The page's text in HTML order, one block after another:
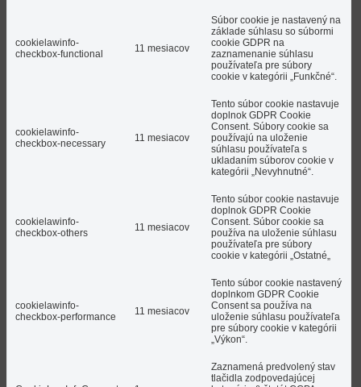
cookielawinfo-
checkbox-functional
11 mesiacov
Súbor cookie je nastavený na
základe súhlasu so súbormi
cookie GDPR na
zaznamenanie súhlasu
používateľa pre súbory
cookie v kategórii „Funkčné“.
cookielawinfo-
checkbox-necessary
11 mesiacov
Tento súbor cookie nastavuje
doplnok GDPR Cookie
Consent. Súbory cookie sa
používajú na uloženie
súhlasu používateľa s
ukladaním súborov cookie v
kategórii „Nevyhnutné“.
cookielawinfo-
checkbox-others
11 mesiacov
Tento súbor cookie nastavuje
doplnok GDPR Cookie
Consent. Súbor cookie sa
používa na uloženie súhlasu
používateľa pre súbory
cookie v kategórii „Ostatné„
cookielawinfo-
checkbox-performance
11 mesiacov
Tento súbor cookie nastavený
doplnkom GDPR Cookie
Consent sa používa na
uloženie súhlasu používateľa
pre súbory cookie v kategórii
„Výkon“.
Zaznamená predvolený stav
tlačidla zodpovedajúcej